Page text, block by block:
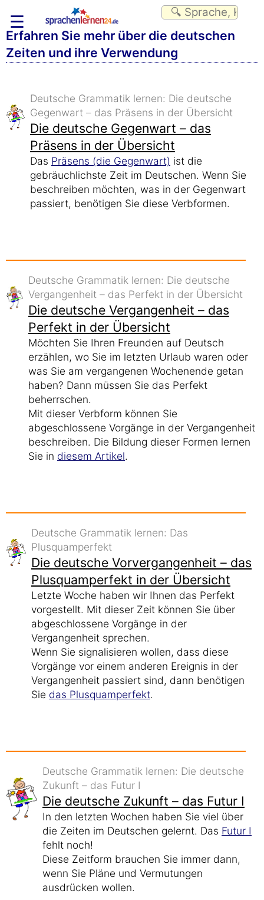
☰
Erfahren Sie mehr über die deutschen
Zeiten und ihre Verwendung
Deutsche Grammatik lernen: Die deutsche
Gegenwart – das Präsens in der Übersicht
Die deutsche Gegenwart – das
Präsens in der Übersicht
Das Präsens (die Gegenwart) ist die
gebräuchlichste Zeit im Deutschen. Wenn Sie
beschreiben möchten, was in der Gegenwart
passiert, benötigen Sie diese Verbformen.
Deutsche Grammatik lernen: Die deutsche
Vergangenheit – das Perfekt in der Übersicht
Die deutsche Vergangenheit – das
Perfekt in der Übersicht
Möchten Sie Ihren Freunden auf Deutsch
erzählen, wo Sie im letzten Urlaub waren oder
was Sie am vergangenen Wochenende getan
haben? Dann müssen Sie das Perfekt
beherrschen.
Mit dieser Verbform können Sie
abgeschlossene Vorgänge in der Vergangenheit
beschreiben. Die Bildung dieser Formen lernen
Sie in diesem Artikel.
Deutsche Grammatik lernen: Das
Plusquamperfekt
Die deutsche Vorvergangenheit – das
Plusquamperfekt in der Übersicht
Letzte Woche haben wir Ihnen das Perfekt
vorgestellt. Mit dieser Zeit können Sie über
abgeschlossene Vorgänge in der
Vergangenheit sprechen.
Wenn Sie signalisieren wollen, dass diese
Vorgänge vor einem anderen Ereignis in der
Vergangenheit passiert sind, dann benötigen
Sie das Plusquamperfekt.
Deutsche Grammatik lernen: Die deutsche
Zukunft – das Futur I
Die deutsche Zukunft – das Futur I
In den letzten Wochen haben Sie viel über
die Zeiten im Deutschen gelernt. Das Futur I
fehlt noch!
Diese Zeitform brauchen Sie immer dann,
wenn Sie Pläne und Vermutungen
ausdrücken wollen.